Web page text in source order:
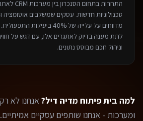
התחרות בתחום הסנכרון בין מערכות CRM לאתר
מדווחים על עלייה של 40%
לתת מענה בדיוק לאתגרים אלו, עם דגש על
וניהול חכם מבוסס נתונים.
למה בית פיתוח מדיה דיל?אנחנו לא
ומערכות - אנחנו שותפים עסקיים